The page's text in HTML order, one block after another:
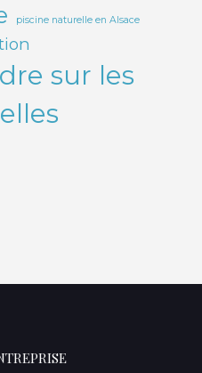
piscine naturelle en Alsace
sur les